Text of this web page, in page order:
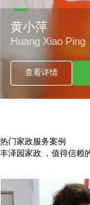
黄小萍
Huang Xiao Ping
查看详情
热门家政服务案例
丰泽园家政 ，值得信赖